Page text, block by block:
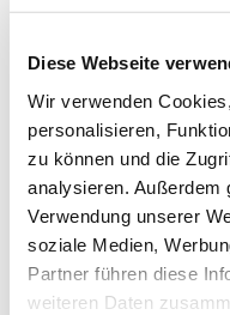
Diese Webseite
Wir verwenden
personalisieren,
zu können und die
analysieren. Außerdem
Verwendung unserer
soziale Medien,
Partner führen diese
weiteren Daten
einer Geschichte
spüren die Nähe, die
mit den anderen
aufgeschlagenen
Während unserer
diese Magie: Die